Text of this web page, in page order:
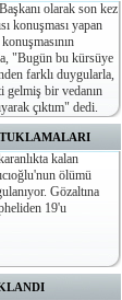
olarak son kez
konuşması yapan
"Bugün bu kürsüye
farklı duygularla,
gelmiş bir vedanın
çıktım" dedi.
kalan
ölümü
Gözaltına
19'u